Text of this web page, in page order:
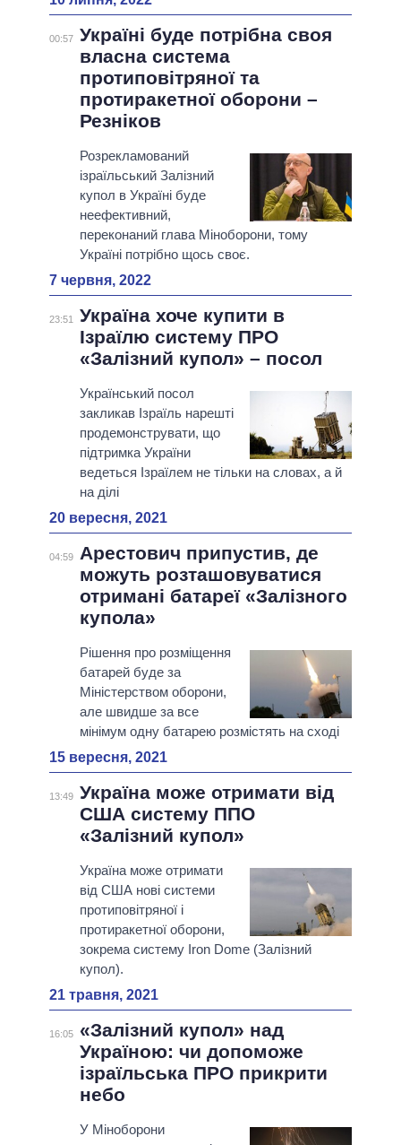
00:57 Україні буде потрібна своя
власна система
протиповітряної та
протиракетної оборони –
Резніков
Розрекламований
ізраїльський Залізний
купол в Україні буде
неефективний,
переконаний глава Міноборони, тому
Україні потрібно щось своє.
7 червня, 2022
23:51
Україна хоче купити в
Ізраїлю систему ПРО
«Залізний купол» – посол
Український посол
закликав Ізраїль нарешті
продемонструвати, що
підтримка України
ведеться Ізраїлем не тільки на словах, а й
на ділі
20 вересня, 2021
04:59
Арестович припустив, де
можуть розташовуватися
отримані батареї «Залізного
купола»
Рішення про розміщення
батарей буде за
Міністерством оборони,
але швидше за все
мінімум одну батарею розмістять на сході
15 вересня, 2021
13:49 Україна може отримати від
США систему ППО
«Залізний купол»
Україна може отримати
від США нові системи
протиповітряної і
протиракетної оборони,
зокрема систему Iron Dome (Залізний
купол).
21 травня, 2021
16:05
«Залізний купол» над
Україною: чи допоможе
ізраїльська ПРО прикрити
небо
У Міноборони